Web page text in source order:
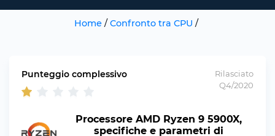
Home / Confronto tra CPU /
Punteggio complessivo
Rilasciato
Q4/2020
Processore AMD Ryzen 9 5900X,
specifiche e parametri di